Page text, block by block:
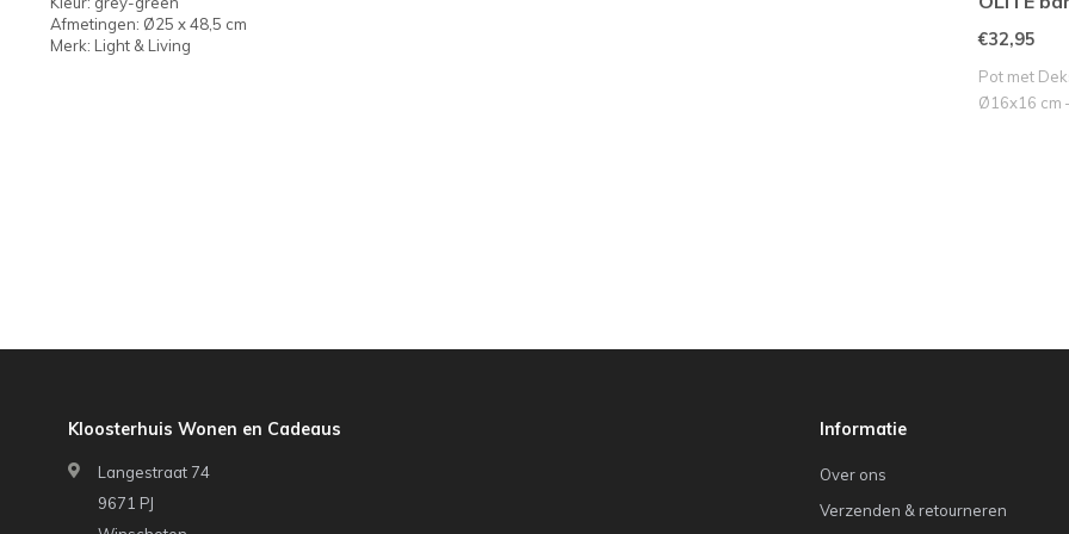
Afmetingen: Ø25 x 48,5 cm
Merk: Light & Living
€32,95
Pot met
Ø16x16 cm
Kloosterhuis Wonen en Cadeaus
Langestraat 74
9671 PJ
Informatie
Over ons
Verzenden & retourneren